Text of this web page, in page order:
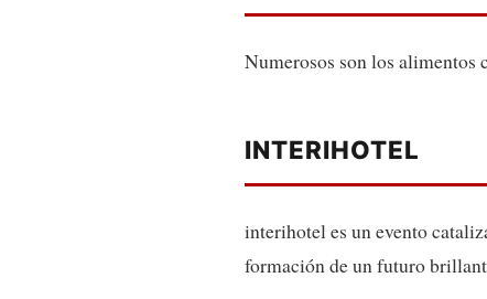
Numerosos son los alimentos
INTERIHOTEL
interihotel es un evento
formación de un futuro